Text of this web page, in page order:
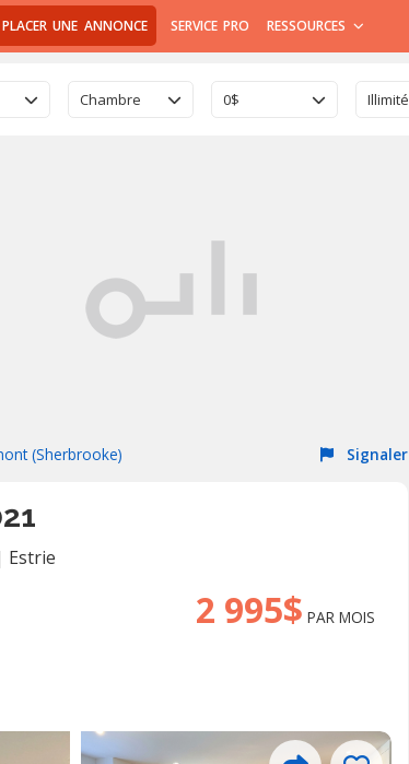
PLACER UNE ANNONCE SERVICE PRO RESSOURCES
Chambre 0$ Illimité
(Sherbrooke) Signaler
Estrie
2 995$ PAR MOIS